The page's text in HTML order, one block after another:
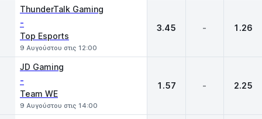
ThunderTalk Gaming
-
Top Esports
9 Αυγούστου στις 12:00
3.45 - 1.26
JD Gaming
-
Team WE
9 Αυγούστου στις 14:00
1.57 - 2.25